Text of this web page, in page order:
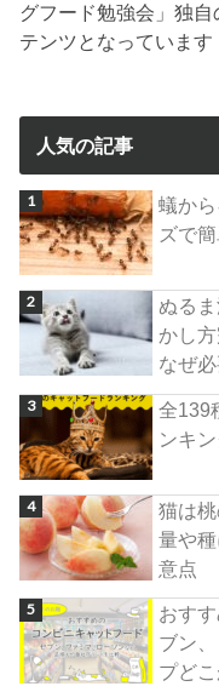
グフード勉強会」独
テンツとなっています
人気の記事
蟻か
ズで
ぬる
かし
なぜ必
全139
ンキ
猫は
量や
意点
おす
ブン
プど